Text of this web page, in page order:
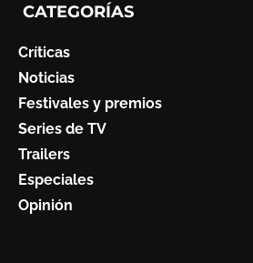
CATEGORÍAS
Críticas
Noticias
Festivales y premios
Series de TV
Trailers
Especiales
Opinión